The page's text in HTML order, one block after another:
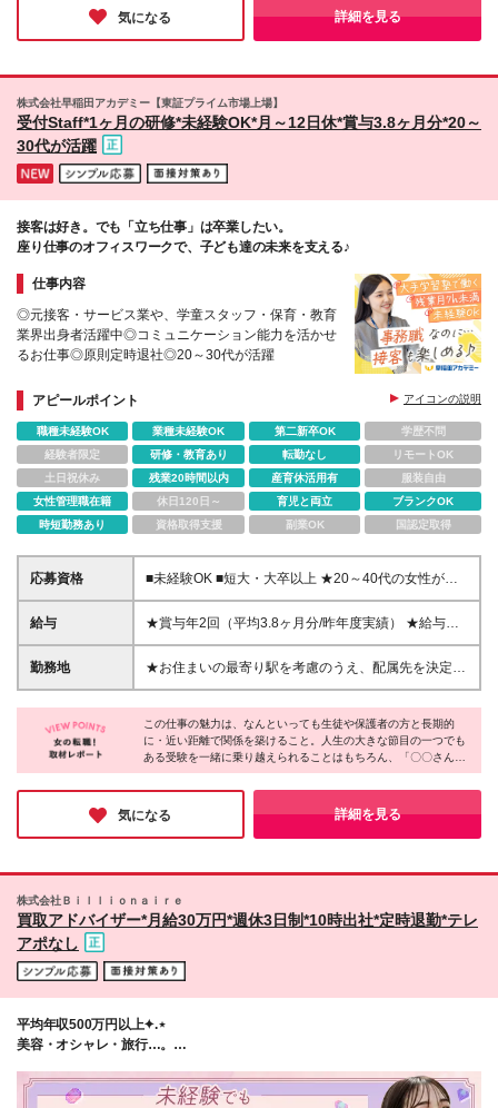
19,000円～（10時間 残業の有無に関わらず支給）
※固定残業を超える超過分は法定どおり支給します。
を含む） ・「研修期間中も基本給に変動なし」 試用
期間中（3ヶ月）も、アルバイトのような時給制では
ん社保完備、本採用と同じ『無期雇用』でのスタート
なので、未経験の方も安心して技術の習得に集中でき
ます！ ※その他待遇に差異はありません ■昇給 年1回
（2月） ■賞与 年2回（2月・8月）／業績連動
ビル5階 【川崎店】神奈川県川崎市川崎区砂子1-1-14
JTB川崎共同ビル3階 ★積極採用中！★ 【川口店】
勤務地
す」と笑顔で話してくださったのが印象的でした。そんなスタッ
フの健康やライフスタイルを気遣う風土が根付いているのも、同
社の素敵なところだなと感じました！
気になる 詳細を見る
株式会社早稲田アカデミー【東証プライム市場上場】
受付Staff*1ヶ月の研修*未経験OK*月～12日休*賞与3.8ヶ月分*20～
30代が活躍
接客は好き。でも「立ち仕事」は卒業したい。
座り仕事のオフィスワークで、子ども達の未来を支える♪
仕事内容
◎元接客・サービス業や、学童スタッフ・保育・教育
業界出身者活躍中◎コミュニケーション能力を活かせ
るお仕事◎原則定時退社◎20～30代が活躍
アピールポイント アイコンの説明
職種未経験OK 業種未経験OK 第二新卒OK
学歴不問
経験者限定
研修・教育あり 転勤なし
リモートOK
土日祝休み
残業20時間以内 産育休活用有
服装自由
女性管理職在籍
休日120日～ 育児と両立
ブランクOK
時短勤務あり
資格取得支援 副業OK 国認定取得
応募資格
■未経験OK ■短大・大卒以上 ★20～40代の女性が多
数活躍！長く腰を据えて働ける環境です♪ ★「学生時
代に早稲田アカデミーに通っていた」そんな方ももち
給与
★賞与年2回（平均3.8ヶ月分/昨年度実績） ★給与に
プラスして、毎月家族手当（配偶者1名につき7000円
／子ども1名につき4000円）や役職手当なども充実！
でご安心ください！ 月給23万1,400円～34万円（一律
支給の手当含む）＋各種手当＋賞与2回 ※上記はあく
まで四大卒新卒の初任給額です。経験やスキルを考慮
す。期間中の給与・待遇に変更はありません。 ※残業
代は全額支給いたします。
勤務地
★お住まいの最寄り駅を考慮のうえ、配属先を決定し
ます。（ご自宅最寄り駅より1時間圏内） ★転居を伴
う転勤ナシ 神奈川、東京、埼玉、千葉、茨城にある
『早稲田アカデミー』193校舎のいずれかにて、ご勤
務いただきます。 ※U・Iターン歓迎します。 ※変更の
範囲：上記を除く当社関連勤務地
この仕事の魅力は、なんといっても生徒や保護者の方と長期的
に・近い距離で関係を築けること。人生の大きな節目の一つでも
ある受験を一緒に乗り越えられることはもちろん、「〇〇さんが
いるから安心して通わせられる」と嬉しい言葉をかけてもらえた
り、卒塾後も顔を出してくれる生徒がいたりと、日々の仕事の中
でやりがいを感じられる場面がたくさんあると感じました。
気になる 詳細を見る
株式会社Ｂｉｌｌｉｏｎａｉｒｅ
買取アドバイザー*月給30万円*週休3日制*10時出社*定時退勤*テレ
アポなし
平均年収500万円以上✦.⋆
美容・オシャレ・旅行…。